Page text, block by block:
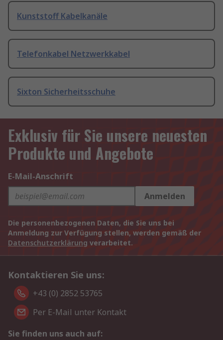
Kunststoff Kabelkanäle
Telefonkabel Netzwerkkabel
Sixton Sicherheitsschuhe
Exklusiv für Sie unsere neuesten
Produkte und Angebote
E-Mail-Anschrift
Anmelden
Die personenbezogenen Daten, die Sie uns bei
Anmeldung zur Verfügung stellen, werden gemäß der
Datenschutzerklärung verarbeitet.
Kontaktieren Sie uns:
+43 (0) 2852 53765
Per E-Mail unter Kontakt
Sie finden uns auch auf: